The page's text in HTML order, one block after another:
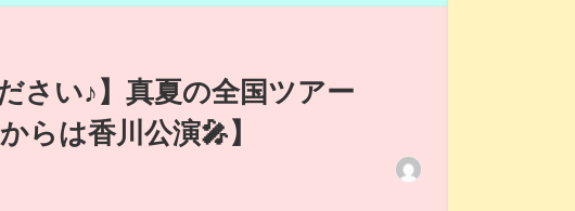
さい♪】真夏の全国ツアー
らは香川公演🎤】